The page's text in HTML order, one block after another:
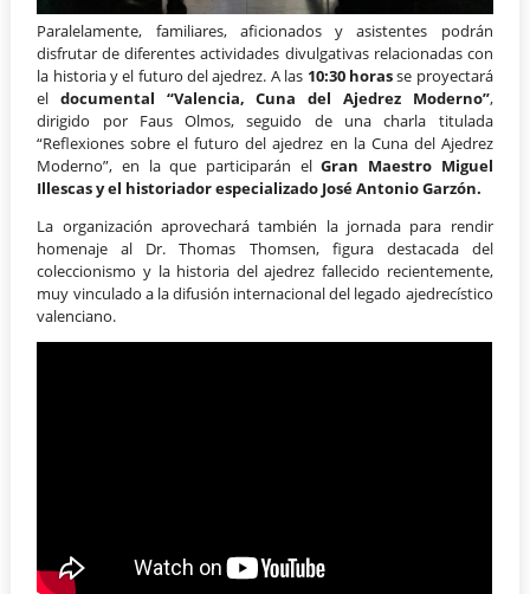
Paralelamente, familiares, aficionados y asistentes podrán
disfrutar de diferentes actividades divulgativas relacionadas con
la historia y el futuro del ajedrez. A las 10:30 horasse proyectará
eldocumental “Valencia, Cuna del Ajedrez Moderno”,
dirigido por Faus Olmos, seguido de una charla titulada
“Reflexiones sobre el futuro del ajedrez en la Cuna del Ajedrez
Moderno”, en la que participarán elGran Maestro Miguel
Illescas y el historiador especializado José Antonio Garzón.
La organización aprovechará también la jornada para rendir
homenaje al Dr. Thomas Thomsen, figura destacada del
coleccionismo y la historia del ajedrez fallecido recientemente,
muy vinculado a la difusión internacional del legado ajedrecístico
valenciano.